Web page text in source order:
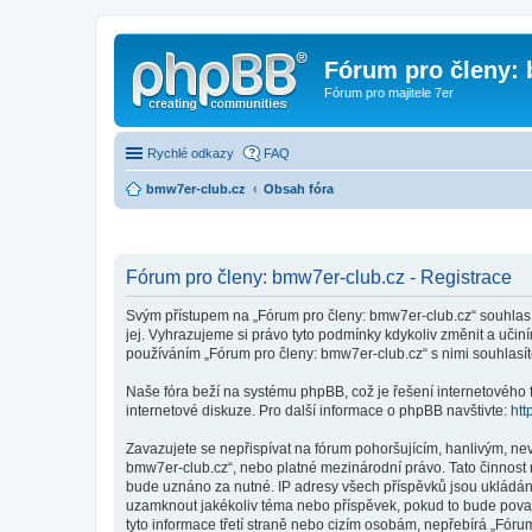
Fórum pro členy:
Fórum pro majitele 7er
Rychlé odkazy FAQ
bmw7er-club.cz Obsah fóra
Fórum pro členy: bmw7er-club.cz - Registrace
Svým přístupem na „Fórum pro členy: bmw7er-club.cz“
jej. Vyhrazujeme si právo tyto podmínky kdykoliv změnit a
používáním „Fórum pro členy: bmw7er-club.cz“ s nimi
Naše fóra beží na systému phpBB, což je řešení
internetové diskuze. Pro další informace o phpBB navštivte:
Zavazujete se nepřispívat na fórum pohoršujícím, hanlivým,
bmw7er-club.cz“, nebo platné mezinárodní právo. Tato
bude uznáno za nutné. IP adresy všech příspěvků jsou
uzamknout jakékoliv téma nebo příspěvek, pokud to bude
tyto informace třetí straně nebo cizím osobám, nepřebírá